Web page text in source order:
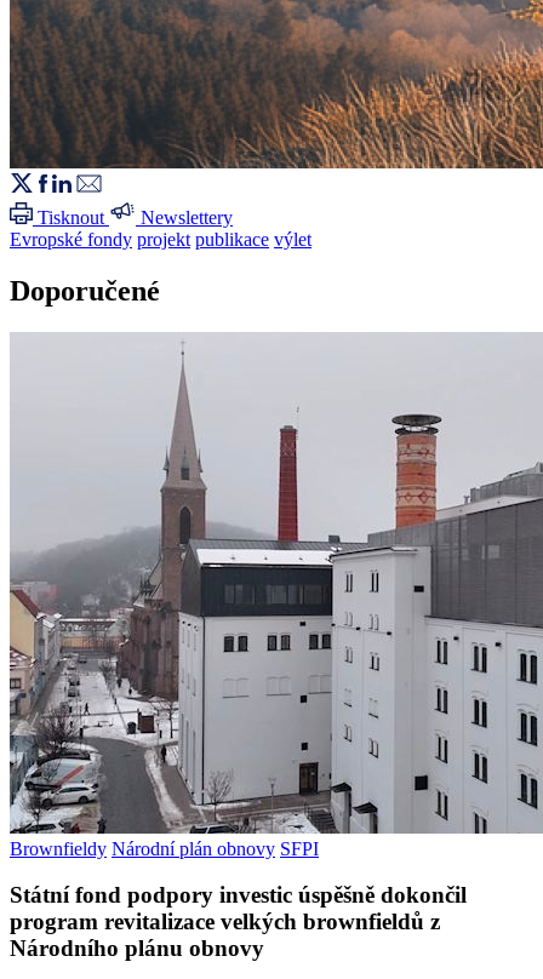
Tisknout
Newslettery
Evropské fondy projekt publikace výlet
Doporučené
Brownfieldy Národní plán obnovy SFPI
Státní fond podpory investic úspěšně dokončil
program revitalizace velkých brownfieldů z
Národního plánu obnovy